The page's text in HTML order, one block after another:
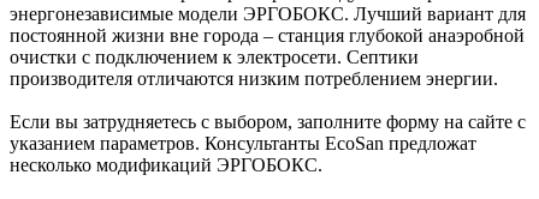
энергонезависимые модели ЭРГОБОКС. Лучший вариант для
постоянной жизни вне города – станция глубокой анаэробной
очистки с подключением к электросети. Септики
производителя отличаются низким потреблением энергии.
Если вы затрудняетесь с выбором, заполните форму на сайте с
указанием параметров. Консультанты EcoSan предложат
несколько модификаций ЭРГОБОКС.